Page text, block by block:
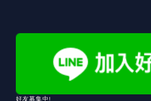
好友募集中!